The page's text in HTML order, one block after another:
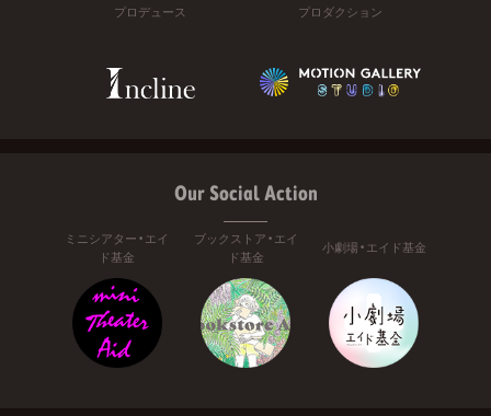
プロデュース プロダクション
Our Social Action
ミニシアター・エイ
ド基金
ブックストア・エイ
ド基金
小劇場・エイド基金